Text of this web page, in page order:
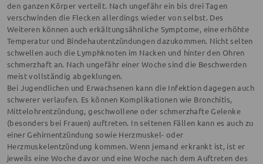
den ganzen Körper verteilt. Nach ungefähr ein bis drei Tagen
verschwinden die Flecken allerdings wieder von selbst. Des
Weiteren können auch erkältungsähnliche Symptome, eine erhöhte
Temperatur und Bindehautentzündungen dazukommen. Nicht selten
schwellen auch die Lymphknoten im Nacken und hinter den Ohren
schmerzhaft an. Nach ungefähr einer Woche sind die Beschwerden
meist vollständig abgeklungen.
Bei Jugendlichen und Erwachsenen kann die Infektion dagegen auch
schwerer verlaufen. Es können Komplikationen wie Bronchitis,
Mittelohrentzündung, geschwollene oder schmerzhafte Gelenke
(besonders bei Frauen) auftreten. In seltenen Fällen kann es auch zu
einer Gehirnentzündung sowie Herzmuskel- oder
Herzmuskelentzündung kommen. Wenn jemand erkrankt ist, ist er
jeweils eine Woche davor und eine Woche nach dem Auftreten des